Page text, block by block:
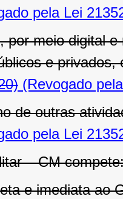
pela Lei
por meio digital
e privados,
(Revogado
de outras
pela Lei
– CM
e imediata ao